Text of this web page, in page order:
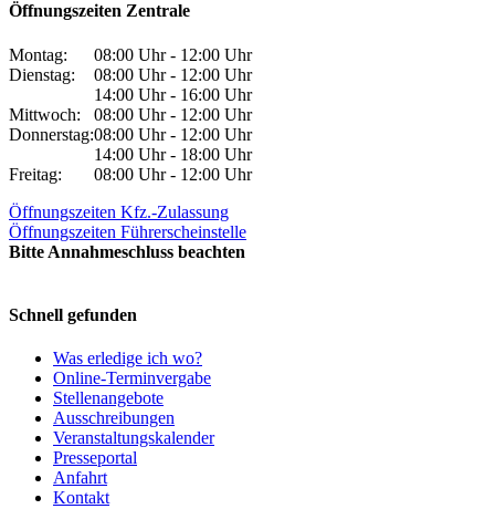
Öffnungszeiten Zentrale
Montag:
08:00 Uhr - 12:00 Uhr
Dienstag:
08:00 Uhr - 12:00 Uhr
14:00 Uhr - 16:00 Uhr
Mittwoch:
08:00 Uhr - 12:00 Uhr
Donnerstag:08:00 Uhr - 12:00 Uhr
14:00 Uhr - 18:00 Uhr
Freitag:
08:00 Uhr - 12:00 Uhr
Öffnungszeiten Kfz.-Zulassung
Öffnungszeiten Führerscheinstelle
Bitte Annahmeschluss beachten
Schnell gefunden
Was erledige ich wo?
Online-Terminvergabe
Stellenangebote
Ausschreibungen
Veranstaltungskalender
Presseportal
Anfahrt
Kontakt